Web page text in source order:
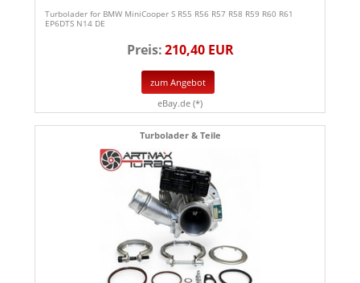
Turbolader for BMW MiniCooper S R55 R56 R57 R58 R59 R60 R61
EP6DTS N14 DE
Preis:210,40 EUR
zum Angebot
eBay.de (*)
Turbolader & Teile